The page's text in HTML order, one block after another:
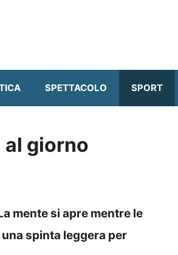
SPETTACOLO SPORT
al giorno
mente si apre mentre le
spinta leggera per